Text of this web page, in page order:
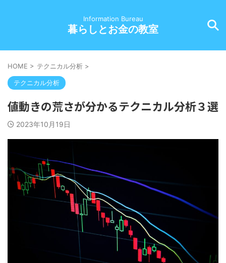
Information Bureau
暮らしとお金の教室
HOME > テクニカル分析 >
テクニカル分析
値動きの荒さが分かるテクニカル分析３選
2023年10月19日